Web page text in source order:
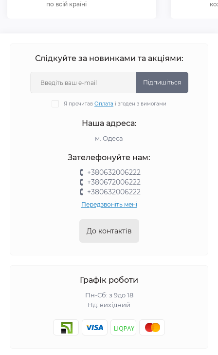
по всій країні
Слідкуйте за новинками та акціями:
Підпишіться
Я прочитав Оплата і згоден з вимогами
Наша адреса:
м. Одеса
Зателефонуйте нам:
+380632006222
+380672006222
+380632006222
Передзвоніть мені
До контактів
Графік роботи
Пн-Сб: з 9до 18
Нд: вихідний